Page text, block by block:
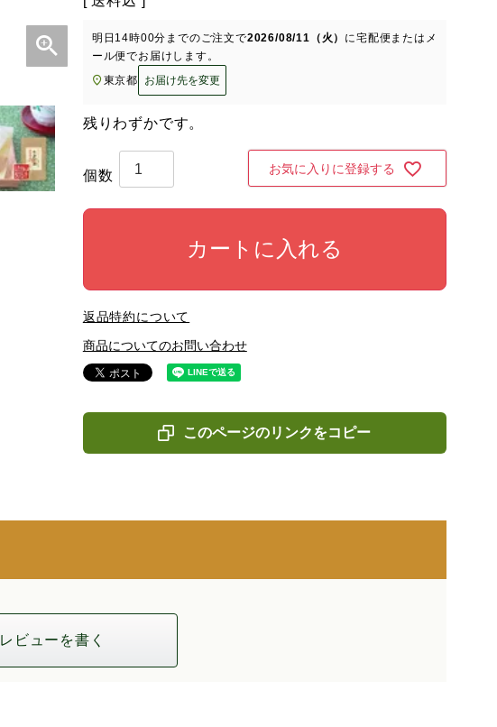
明日 14時00分 までのご注文で2026/08/11（火） に宅配便またはメ
ール便でお届けします。
東京都
お届け先を変更
残りわずかです。
お気に入りに登録する
カートに入れる
返品特約について
商品についてのお問い合わせ
このページのリンクをコピー
レビューを書く